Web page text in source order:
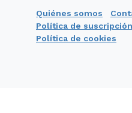
Quiénes somos
Política de
Política de cookies